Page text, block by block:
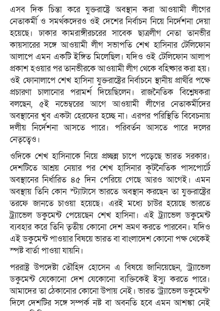
এসব দিক চিন্তা করে যুক্তরাষ্ট্রে অবস্থান করা আওয়ামী লীগের
নেতাকর্মী ও সমর্থকদেরও ওই দেশের নির্বাচন নিয়ে নির্দেশনা দেয়া
হয়েছে। ঢাকার কামরাঙ্গীরচরের সাবেক ছাত্রলীগ নেতা তানভীর
কায়সারের সঙ্গে আওয়ামী লীগ সভাপতি শেখ হাসিনার টেলিফোন
আলাপে এমন একটি ইঙ্গিত মিলেছিল। যদিও ওই টেলিফোন আলাপ
প্রকাশ হওয়ার পর তানভীরকে আওয়ামী লীগ থেকে বহিষ্কার করা হয়।
ওই ফোনালাপে শেখ হাসিনা যুক্তরাষ্ট্রের নির্বাচনে স্থানীয় প্রার্থীর পক্ষে
প্রচারণা চালানোর পরামর্শ দিয়েছিলেন। রাজনৈতিক বিশ্লেষকরা
বলছেন, ৫ই নভেম্বরের আগে আওয়ামী লীগের নেতাকর্মীদের
অবস্থানের খুব একটা হেরফের হচ্ছে না। এরপর পরিস্থিতি বিবেচনায়
দলীয় নির্দেশনা আসতে পারে। পরিবর্তন আসতে পারে দলের
নেতৃত্বেও।
ওদিকে শেখ হাসিনাকে নিয়ে প্রচ্ছন্ন চাপে পড়েছে ভারত সরকার।
দেশটিতে আশ্রয় নেয়ার পর শেখ হাসিনার কূটনৈতিক পাসপোর্টে
অবস্থানের নির্ধারিত ৪৫ দিন পেরিয়ে গেছে আরও আগেই। এমন
অবস্থায় তিনি কোন স্ট্যাটাসে ভারতে অবস্থান করছেন তা যুক্তরাষ্ট্রের
তরফে জানতে চাওয়া হয়েছে। এরই মধ্যে চাউর হয়েছে ভারতে
ট্র্যাভেল ডকুমেন্ট পেয়েছেন শেখ হাসিনা। এই ট্র্যাভেল ডকুমেন্ট
ব্যবহার করে তিনি তৃতীয় কোনো দেশ ভ্রমণ করতে পারবেন। যদিও
এই ডকুমেন্ট পাওয়ার বিষয়ে ভারত বা বাংলাদেশ কোনো পক্ষ থেকেই
স্পষ্ট বার্তা পাওয়া যায়নি।
পররাষ্ট্র উপদেষ্টা তৌহিদ হোসেন এ বিষয়ে জানিয়েছেন, ‘ট্র্যাভেল
ডকুমেন্ট যেকোনো দেশ যেকোনো ব্যক্তিকেই ইস্যু করতে পারে।
আমাদের তা ঠেকানোর কোনো উপায় নেই। ভারত ‘ট্র্যাভেল ডকুমেন্ট’
দিলে দেশটির সঙ্গে সম্পর্ক নষ্ট বা অবনতি হবে এমন আশঙ্কা নেই